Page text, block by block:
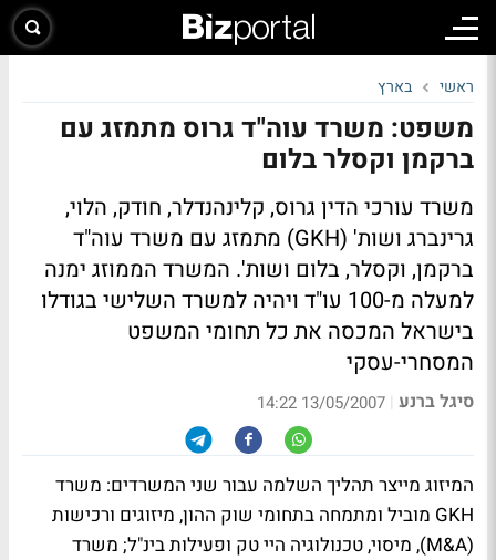
ראשי בארץ
משפט: משרד עוה"ד גרוס מתמזג עם
ברקמן וקסלר בלום
משרד עורכי הדין גרוס, קלינהנדלר, חודק, הלוי,
גרינברג ושות' (GKH) מתמזג עם משרד עוה"ד
ברקמן, וקסלר, בלום ושות'. המשרד הממוזג ימנה
למעלה מ-100 עו"ד ויהיה למשרד השלישי בגודלו
בישראל המכסה את כל תחומי המשפט
המסחרי-עסקי
סיגל ברנע |
13/05/2007 14:22
המיזוג מייצר תהליך השלמה עבור שני המשרדים: משרד
GKH מוביל ומתמחה בתחומי שוק ההון, מיזוגים ורכישות
(M&A), מיסוי, טכנולוגיה היי טק ופעילות בינ"ל; משרד